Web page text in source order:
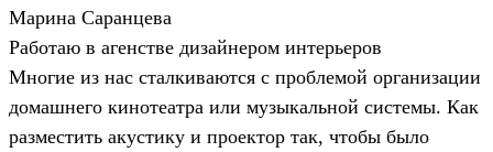
Марина Саранцева
Работаю в агенстве дизайнером интерьеров
Многие из нас сталкиваются с проблемой организации
домашнего кинотеатра или музыкальной системы. Как
разместить акустику и проектор так, чтобы было